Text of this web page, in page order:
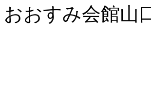
おおすみ会館山